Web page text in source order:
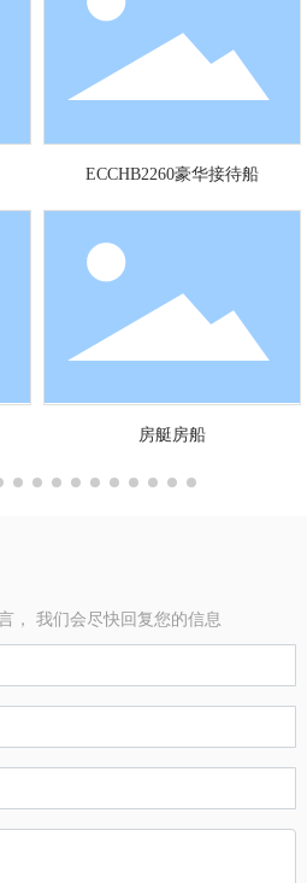
ECCHB2260豪华接待船
房艇房船
， 我们会尽快回复您的信息